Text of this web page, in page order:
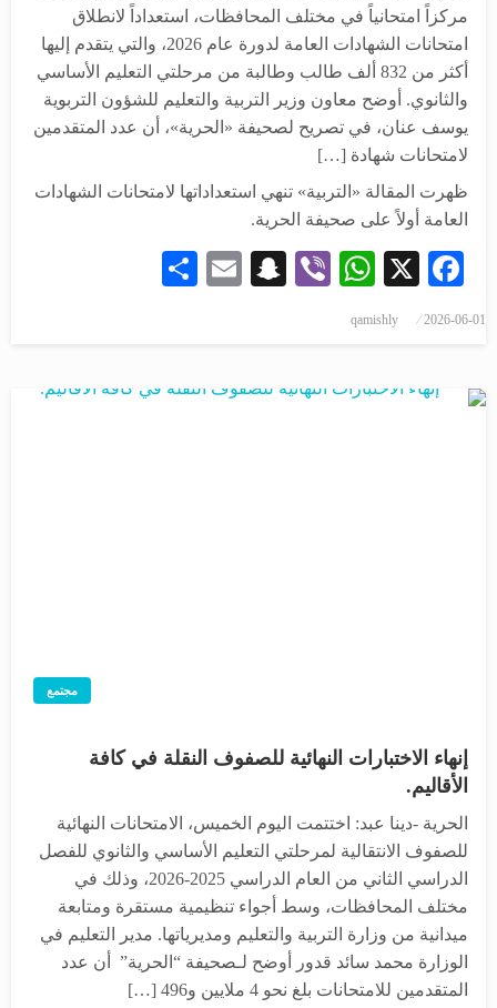
مركزاً امتحانياً في مختلف المحافظات، استعداداً لانطلاق
امتحانات الشهادات العامة لدورة عام 2026، والتي يتقدم إليها
أكثر من 832 ألف طالب وطالبة من مرحلتي التعليم الأساسي
والثانوي. أوضح معاون وزير التربية والتعليم للشؤون التربوية
يوسف عنان، في تصريح لصحيفة «الحرية»، أن عدد المتقدمين
لامتحانات شهادة […]
ظهرت المقالة «التربية» تنهي استعداداتها لامتحانات الشهادات
العامة أولاً على صحيفة الحرية.
Facebook
X
WhatsApp
Viber
Snapchat
Email
2026-06-01
qamishly
مجتمع
إنهاء الاختبارات النهائية للصفوف النقلة في كافة
الأقاليم.
الحرية -دينا عبد: اختتمت اليوم الخميس، الامتحانات النهائية
للصفوف الانتقالية ‏لمرحلتي التعليم الأساسي والثانوي للفصل
الدراسي الثاني من العام الدراسي 2025-2026، وذلك في
مختلف المحافظات، وسط أجواء تنظيمية مستقرة ومتابعة
ميدانية من وزارة التربية والتعليم ومديرياتها. مدير التعليم في
الوزارة محمد سائد قدور أوضح لـصحيفة “الحرية” أن عدد
المتقدمين للامتحانات بلغ نحو 4 ملايين و496 […]